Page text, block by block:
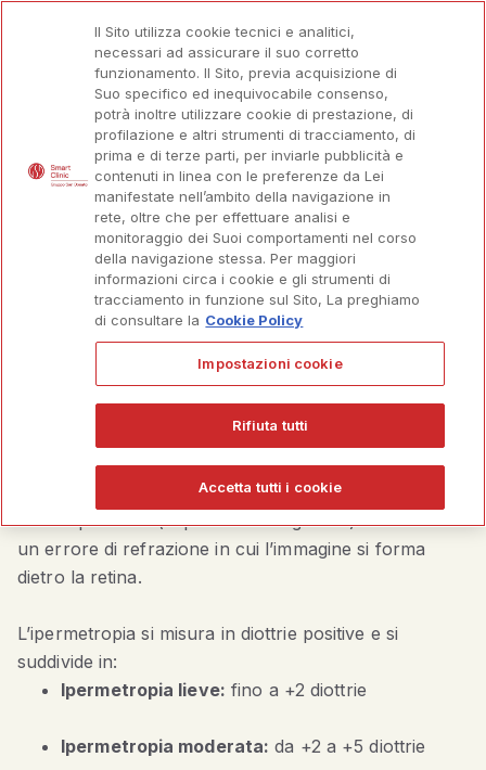
I NOSTRI MEDICI
CONTATTACI
COS'È L'IPERMETROPIA?
L’ipermetropia è un difetto visivo in cui gli oggetti vicini
appaiono sfocati, mentre la visione da lontano può
essere più nitida (soprattutto nei giovani). Si tratta di
un errore di refrazione in cui l’immagine si forma
dietro la retina.
L’ipermetropia si misura in diottrie positive e si
suddivide in:
Ipermetropia lieve: fino a +2 diottrie
Ipermetropia moderata: da +2 a +5 diottrie
Il Sito utilizza cookie tecnici e analitici,
necessari ad assicurare il suo corretto
funzionamento. Il Sito, previa acquisizione di
Suo specifico ed inequivocabile consenso,
potrà inoltre utilizzare cookie di prestazione, di
profilazione e altri strumenti di tracciamento, di
prima e di terze parti, per inviarle pubblicità e
contenuti in linea con le preferenze da Lei
manifestate nell’ambito della navigazione in
rete, oltre che per effettuare analisi e
monitoraggio dei Suoi comportamenti nel corso
della navigazione stessa. Per maggiori
informazioni circa i cookie e gli strumenti di
tracciamento in funzione sul Sito, La preghiamo
di consultare la Cookie Policy
Impostazioni cookie
Rifiuta tutti
Accetta tutti i cookie